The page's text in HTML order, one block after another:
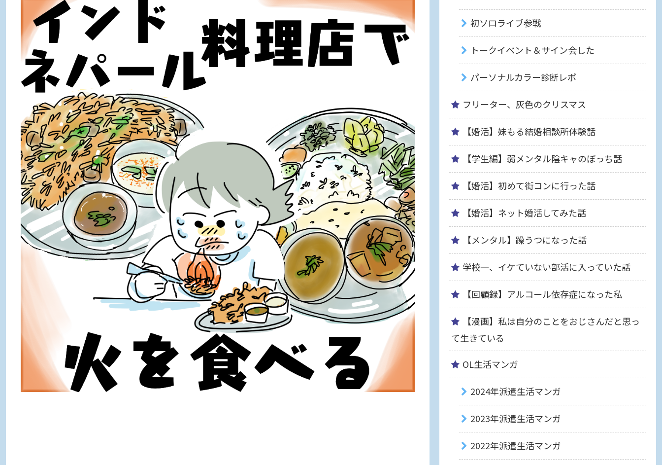
初ソロライブ参戦
トークイベント＆サイン会した
パーソナルカラー診断レポ
フリーター、灰色のクリスマス
【婚活】妹もる結婚相談所体験話
【学生編】弱メンタル陰キャのぼっち話
【婚活】初めて街コンに行った話
【婚活】ネット婚活してみた話
【メンタル】躁うつになった話
学校一、イケていない部活に入っていた話
【回顧録】アルコール依存症になった私
【漫画】私は自分のことをおじさんだと思っ
て生きている
OL生活マンガ
2024年派遣生活マンガ
2023年派遣生活マンガ
2022年派遣生活マンガ